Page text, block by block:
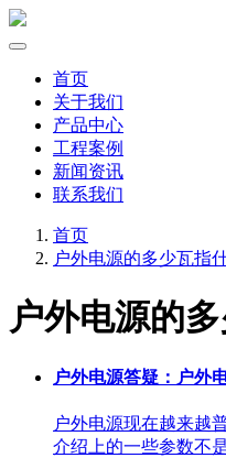
首页
关于我们
产品中心
工程案例
新闻资讯
联系我们
首页
户外电源的多少瓦指
户外电源的
户外电源答疑：户外
户外电源现在越来越
介绍上的一些参数不